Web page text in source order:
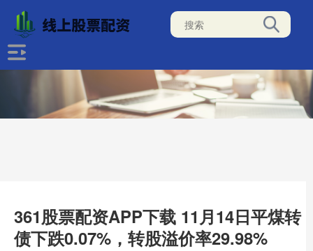
361股票配资APP下载 11月14日平煤转
债下跌0.07%，转股溢价率29.98%